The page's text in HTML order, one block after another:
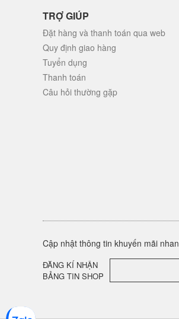
TRỢ GIÚP
Đặt hàng và thanh toán qua web
Quy định giao hàng
Tuyển dụng
Thanh toán
Câu hỏi thường gặp
Cập nhật thông tin khuyến mãi
ĐĂNG KÍ NHẬN
BẢNG TIN SHOP